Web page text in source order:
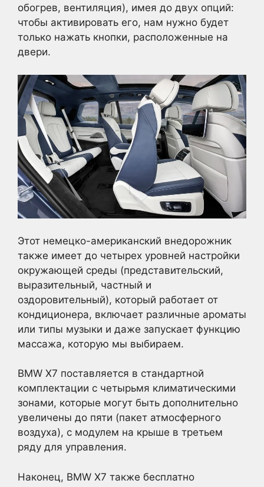
обогрев, вентиляция), имея до двух опций:
чтобы активировать его, нам нужно будет
только нажать кнопки, расположенные на
двери.
Этот немецко-американский внедорожник
также имеет до четырех уровней настройки
окружающей среды (представительский,
выразительный, частный и
оздоровительный), который работает от
кондиционера, включает различные ароматы
или типы музыки и даже запускает функцию
массажа, которую мы выбираем.
BMW X7 поставляется в стандартной
комплектации с четырьмя климатическими
зонами, которые могут быть дополнительно
увеличены до пяти (пакет атмосферного
воздуха), с модулем на крыше в третьем
ряду для управления.
Наконец, BMW X7 также бесплатно